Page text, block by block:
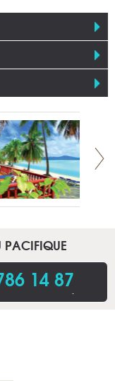
PACIFIQUE
14 87.